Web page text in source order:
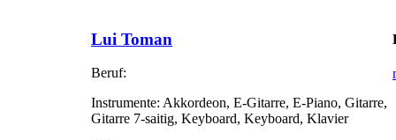
Lui Toman
Beruf:
Instrumente: Akkordeon, E-Gitarre, E-Piano, Gitarre,
Gitarre 7-saitig, Keyboard, Keyboard, Klavier